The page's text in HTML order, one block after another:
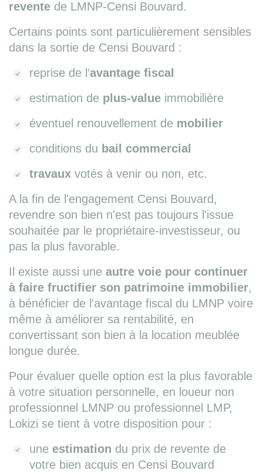
revente de LMNP-Censi Bouvard.
Certains points sont particulièrement sensibles
dans la sortie de Censi Bouvard :
reprise de l’avantage fiscal
estimation de plus-value immobilière
éventuel renouvellement de mobilier
conditions du bail commercial
travaux votés à venir ou non, etc.
A la fin de l'engagement Censi Bouvard,
revendre son bien n'est pas toujours l'issue
souhaitée par le propriétaire-investisseur, ou
pas la plus favorable.
Il existe aussi une autre voie pour continuer
à faire fructifier son patrimoine immobilier,
à bénéficier de l'avantage fiscal du LMNP voire
même à améliorer sa rentabilité, en
convertissant son bien à la location meublée
longue durée.
Pour évaluer quelle option est la plus favorable
à votre situation personnelle, en loueur non
professionnel LMNP ou professionnel LMP,
Lokizi se tient à votre disposition pour :
une estimation du prix de revente de
votre bien acquis en Censi Bouvard